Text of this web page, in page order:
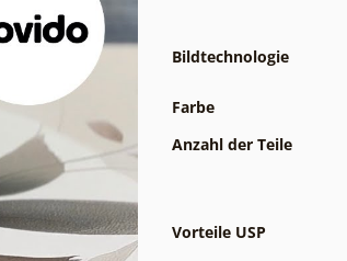
Bildtechnologie
Farbe
Anzahl der Teile
Vorteile USP